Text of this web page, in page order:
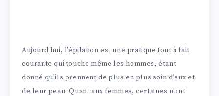
Aujourd’hui, l’épilation est une pratique tout à fait
courante qui touche même les hommes, étant
donné qu’ils prennent de plus en plus soin d’eux et
de leur peau. Quant aux femmes, certaines n’ont